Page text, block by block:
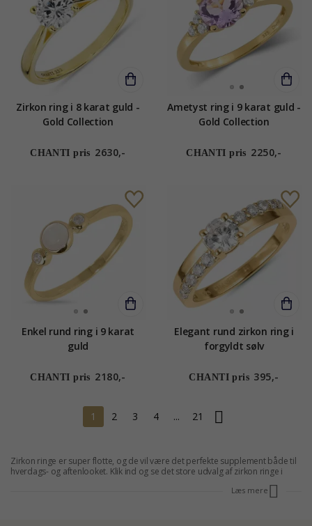
Zirkon ring i 8 karat guld -
Gold Collection
CHANTI pris 2630,-
Ametyst ring i 9 karat guld -
Gold Collection
CHANTI pris 2250,-
Enkel rund ring i 9 karat
guld
CHANTI pris 2180,-
Elegant rund zirkon ring i
forgyldt sølv
CHANTI pris 395,-
1 2 3 4 ... 21
Zirkon ringe er super flotte, og de vil være det perfekte supplement både til
hverdags- og aftenlooket. Klik ind og se det store udvalg af zirkon ringe i
give super flotte smykker og fingerringe, og du finder dem i en lang række af
Læs mere